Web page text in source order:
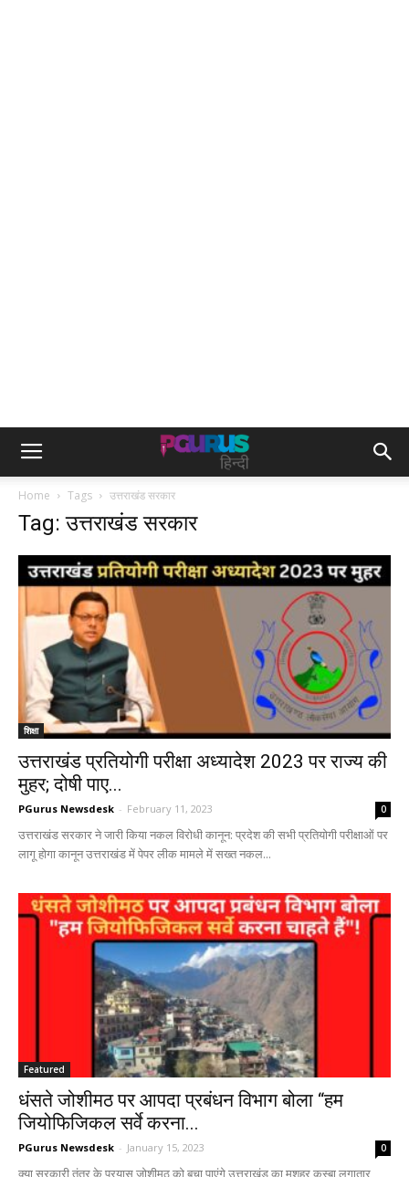
Home Tags उत्तराखंड सरकार
Tag: उत्तराखंड सरकार
शिक्षा
उत्तराखंड प्रतियोगी परीक्षा अध्यादेश 2023 पर राज्य की
मुहर; दोषी पाए...
PGurus Newsdesk - February 11, 2023 0
उत्तराखंड सरकार ने जारी किया नकल विरोधी कानून: प्रदेश की सभी प्रतियोगी परीक्षाओं पर
लागू होगा कानून उत्तराखंड में पेपर लीक मामले में सख्त नकल...
Featured
धंसते जोशीमठ पर आपदा प्रबंधन विभाग बोला “हम
जियोफिजिकल सर्वे करना...
PGurus Newsdesk - January 15, 2023 0
क्या सरकारी तंत्र के प्रयास जोशीमठ को बचा पाएंगे उत्तराखंड का मशहूर कस्बा लगातार